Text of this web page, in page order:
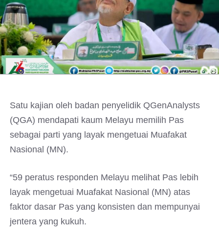
Satu kajian oleh badan penyelidik QGenAnalysts
(QGA) mendapati kaum Melayu memilih Pas
sebagai parti yang layak mengetuai Muafakat
Nasional (MN).
“59 peratus responden Melayu melihat Pas lebih
layak mengetuai Muafakat Nasional (MN) atas
faktor dasar Pas yang konsisten dan mempunyai
jentera yang kukuh.